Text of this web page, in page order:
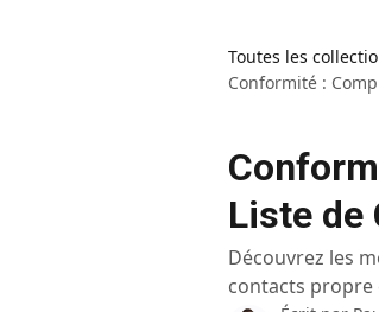
Toutes les
Conformité :
Liste de
Découvrez les
contacts propre